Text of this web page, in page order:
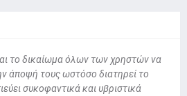
το δικαίωμα όλων των χρηστών να
άποψή τους ωστόσο διατηρεί το
συκοφαντικά και υβριστικά